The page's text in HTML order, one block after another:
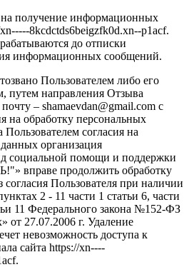
на получение информационных
8kcdctds6beigzfk0d.xn--p1acf.
до отписки
информационных сообщений.
Пользователем либо его
путем направления Отзыва
– shamaevdan@gmail.com с
на обработку персональных
согласия на
организация
социальной помощи и поддержки
вправе продолжить обработку
Пользователя при наличии
2 - 11 части 1 статьи 6, части
11 Федерального закона №152-ФЗ
от 27.07.2006 г. Удаление
невозможность доступа к
сайта https://xn----